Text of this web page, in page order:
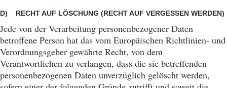
D) RECHT AUF LÖSCHUNG (RECHT AUF VERGESSEN WERDEN)
Jede von der Verarbeitung personenbezogener Daten
betroffene Person hat das vom Europäischen Richtlinien- und
Verordnungsgeber gewährte Recht, von dem
Verantwortlichen zu verlangen, dass die sie betreffenden
personenbezogenen Daten unverzüglich gelöscht werden,